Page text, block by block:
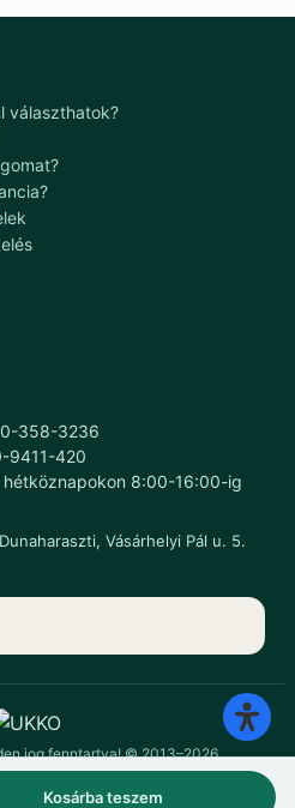
választhatok?
358-3236
9411-420
8:00-16:00-ig
Vásárhelyi Pál u. 5.
jog fenntartva! © 2013–2026
Kosárba teszem